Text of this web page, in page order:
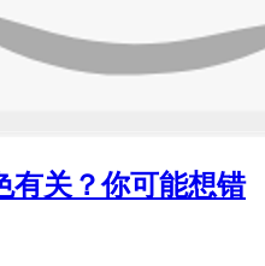
有关？你可能想错